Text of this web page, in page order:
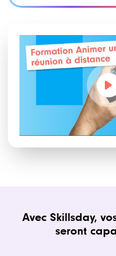
Avec Skillsday,
seront